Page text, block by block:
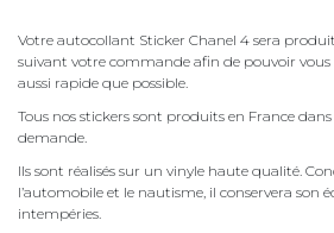
Votre autocollant Sticker Chanel 4 sera
suivant votre commande afin de pouvoir
aussi rapide que possible.
Tous nos stickers sont produits en France
demande.
Ils sont réalisés sur un vinyle haute qualité.
l’automobile et le nautisme, il conservera son
intempéries.